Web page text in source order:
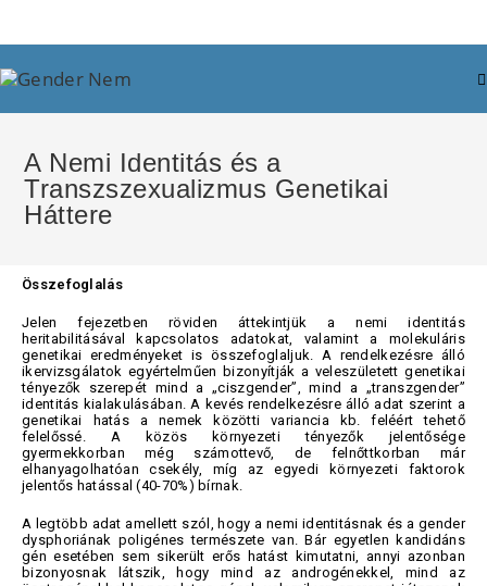
A Nemi Identitás és a
Transzszexualizmus Genetikai
Háttere
Összefoglalás
Jelen fejezetben röviden áttekintjük a nemi identitás
heritabilitásával kapcsolatos adatokat, valamint a molekuláris
genetikai eredményeket is összefoglaljuk. A rendelkezésre álló
ikervizsgálatok egyértelműen bizonyítják a veleszületett genetikai
tényezők szerepét mind a „ciszgender”, mind a „transzgender”
identitás kialakulásában. A kevés rendelkezésre álló adat szerint a
genetikai hatás a nemek közötti variancia kb. feléért tehető
felelőssé. A közös környezeti tényezők jelentősége
gyermekkorban még számottevő, de felnőttkorban már
elhanyagolhatóan csekély, míg az egyedi környezeti faktorok
jelentős hatással (40-70%) bírnak.
A legtöbb adat amellett szól, hogy a nemi identitásnak és a gender
dysphoriának poligénes természete van. Bár egyetlen kandidáns
gén esetében sem sikerült erős hatást kimutatni, annyi azonban
bizonyosnak látszik, hogy mind az androgénekkel, mind az